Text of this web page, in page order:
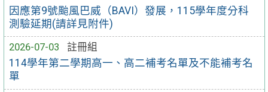
因應第9號颱風巴威（BAVI）發展，115學年度分科
測驗延期(請詳見附件)
2026-07-03
註冊組
114學年第二學期高一、高二補考名單及不能補考名
單